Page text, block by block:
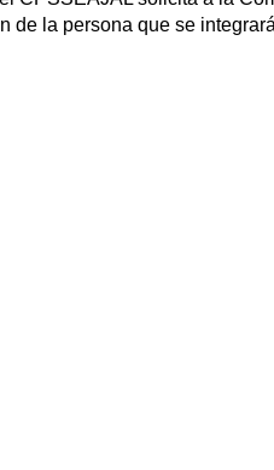
de la persona que se